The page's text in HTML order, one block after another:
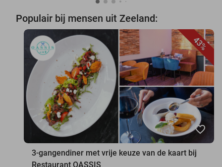
Populair bij mensen uit Zeeland:
43%
favorite_border
3-gangendiner met vrije keuze van de kaart bij
Restaurant OASSIS